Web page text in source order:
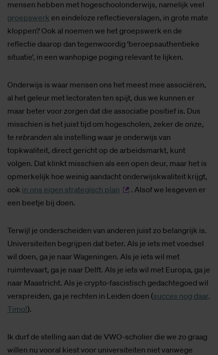
mensen hebben met hogeschoolonderwijs, namelijk veel
groepswerk en eindeloze reflectieverslagen, in grote mate
kloppen? Ook al noemen we het groepswerk en de
reflectie daarop dan tegenwoordig ‘beroepsauthentieke
situatie’, in een wanhopige poging relevant te lijken.
Onderwijs is waar mensen ons het meest mee associëren,
al het geleur met lectoraten ten spijt, dus we kunnen er
maar beter voor zorgen dat die associatie positief is. Dus
misschien is het juist tijd om hogescholen, zeker de onze,
te rebranden als instelling waar je onderwijs van
topkwaliteit, direct gericht op de arbeidsmarkt, kunt
volgen. Dat klinkt misschien als een open deur, maar het is
opmerkelijk hoe weinig aandacht onderwijskwaliteit krijgt,
ook in ons eigen strategisch plan
. Alsof we lesgeven er
een beetje bij doen.
Terwijl je onderscheiden van anderen juist zo belangrijk is.
Universiteiten begrijpen dat beter. Als je iets met voedsel
wil doen, ga je naar Wageningen. Als je iets wil met
ruimtevaart, ga je naar Delft. Als je iets wil met Europa, ga je
naar Maastricht. Als je crypto-fascistisch gedachtegoed wil
verspreiden, ga je rechten in Leiden doen (succes nog daar,
Timo!).
Ik durf de stelling aan dat de VWO-scholier die we zo graag
willen nu vooral kiest voor universiteiten niet vanwege